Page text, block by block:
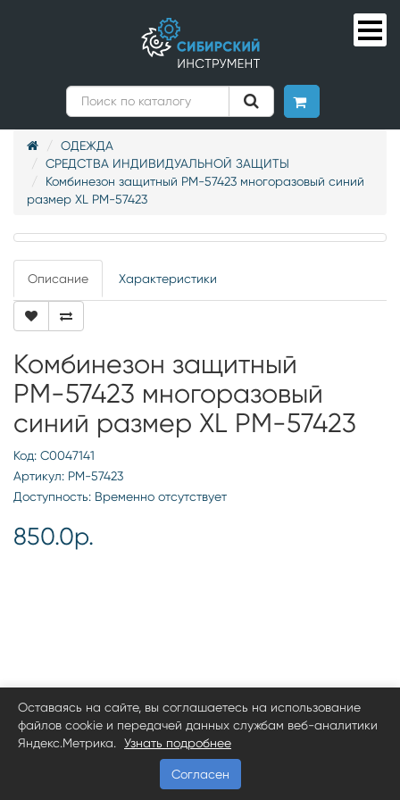
ОДЕЖДА
СРЕДСТВА ИНДИВИДУАЛЬНОЙ ЗАЩИТЫ
Комбинезон защитный РМ-57423 многоразовый синий
размер ХL РМ-57423
Описание Характеристики
Комбинезон защитный
РМ-57423 многоразовый
синий размер ХL РМ-57423
Код: С0047141
Артикул: РМ-57423
Доступность: Временно отсутствует
850.0р.
Оставаясь на сайте, вы соглашаетесь на использование
файлов cookie и передачей данных службам веб-аналитики
Яндекс.Метрика.
Узнать подробнее
Согласен